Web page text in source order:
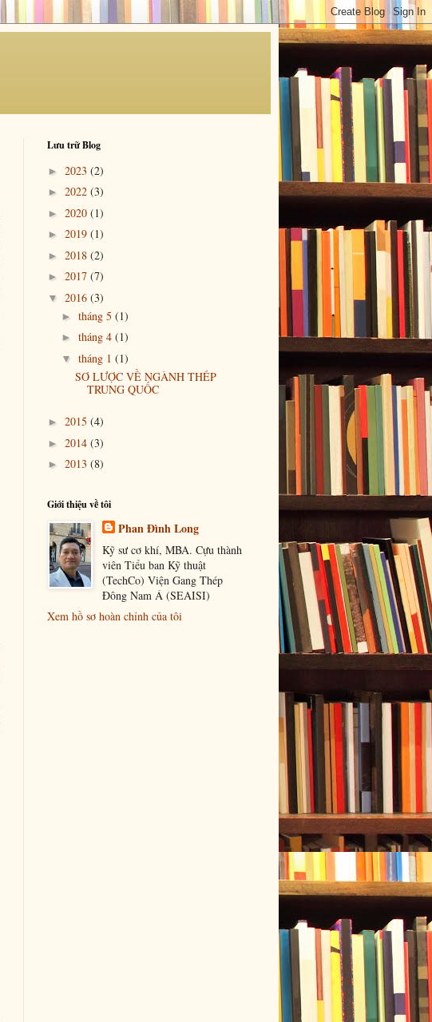
Lưu trữ Blog
► 2023 (2)
► 2022 (3)
► 2020 (1)
► 2019 (1)
► 2018 (2)
► 2017 (7)
▼ 2016 (3)
► tháng 5 (1)
► tháng 4 (1)
▼ tháng 1 (1)
SƠ LƯỢC VỀ NGÀNH THÉP
TRUNG QUỐC
► 2015 (4)
► 2014 (3)
► 2013 (8)
Giới thiệu về tôi
Phan Đình Long
Kỹ sư cơ khí, MBA. Cựu thành
viên Tiểu ban Kỹ thuật
(TechCo) Viện Gang Thép
Đông Nam Á (SEAISI)
Xem hồ sơ hoàn chỉnh của tôi